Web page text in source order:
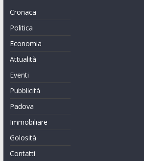
Cronaca
Politica
Economia
Attualità
Eventi
Pubblicità
Padova
Immobiliare
Golosità
Contatti